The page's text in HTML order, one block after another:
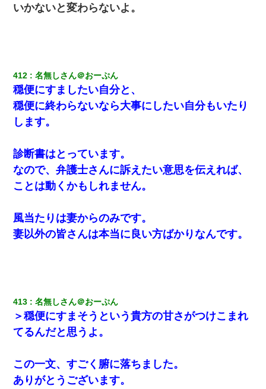
いかないと変わらないよ。
412 名無しさん＠おーぷん
穏便にすましたい自分と、
穏便に終わらないなら大事にしたい自分もいたり
します。
診断書はとっています。
なので、弁護士さんに訴えたい意思を伝えれば、
ことは動くかもしれません。
風当たりは妻からのみです。
妻以外の皆さんは本当に良い方ばかりなんです。
413 名無しさん＠おーぷん
＞穏便にすまそうという貴方の甘さがつけこまれ
てるんだと思うよ。
この一文、すごく腑に落ちました。
ありがとうございます。